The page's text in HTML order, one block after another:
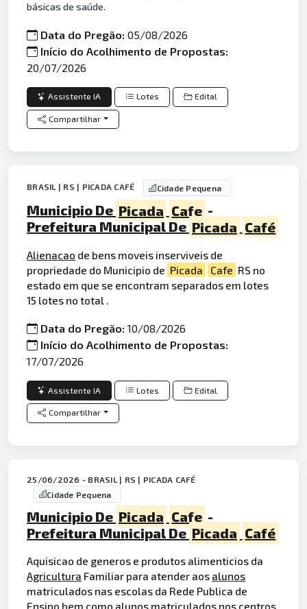
básicas de saúde.
Data do Pregão:05/08/2026
Início do Acolhimento de Propostas:
20/07/2026
Assistente IA Lotes Edital
Compartilhar
BRASIL | RS | PICADA CAFÉ Cidade Pequena
Municipio De Picada Cafe -
Prefeitura Municipal De Picada Café
Alienacao de bens moveis inserviveis de
propriedade do Municipio de Picada Cafe RS no
estado em que se encontram separados em lotes
15 lotes no total .
Data do Pregão:10/08/2026
Início do Acolhimento de Propostas:
17/07/2026
Assistente IA Lotes Edital
Compartilhar
25/06/2026 - BRASIL | RS | PICADA CAFÉ
Cidade Pequena
Municipio De Picada Cafe -
Prefeitura Municipal DePicada Café
Aquisicao de generos e produtos alimenticios da
Agricultura Familiar para atender aos alunos
matriculados nas escolas da Rede Publica de
Ensino bem como alunos matriculados nos centros